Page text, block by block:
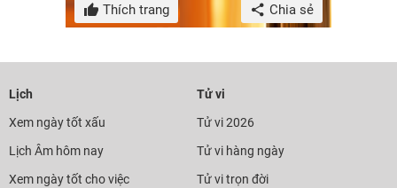
Thích trang Chia sẻ
Lịch
Xem ngày tốt xấu
Lịch Âm hôm nay
Xem ngày tốt cho việc
Tử vi
Tử vi 2026
Tử vi hàng ngày
Tử vi trọn đời